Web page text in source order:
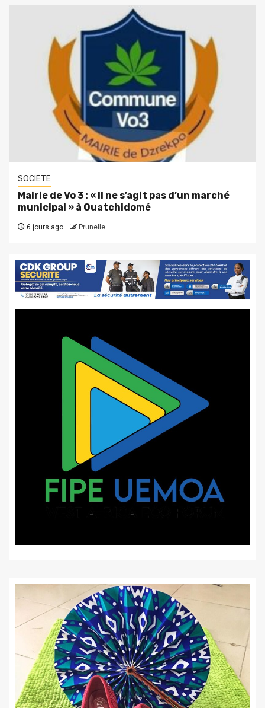
SOCIETE
Mairie de Vo 3 : « Il ne s’agit pas d’un marché
municipal » à Ouatchidomé
6 jours ago Prunelle